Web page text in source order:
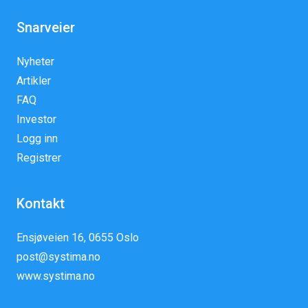
Snarveier
Nyheter
Artikler
FAQ
Investor
Logg inn
Registrer
Kontakt
Ensjøveien 16, 0655 Oslo
post@systima.no
www.systima.no